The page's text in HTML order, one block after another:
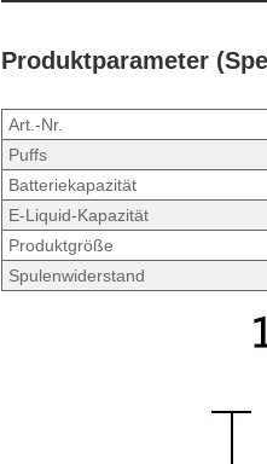
Produktparameter
Art.-Nr.
Puffs
Batteriekapazität
E-Liquid-Kapazität
Produktgröße
Spulenwiderstand